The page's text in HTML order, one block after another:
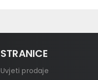
STRANICE
Uvjeti prodaje